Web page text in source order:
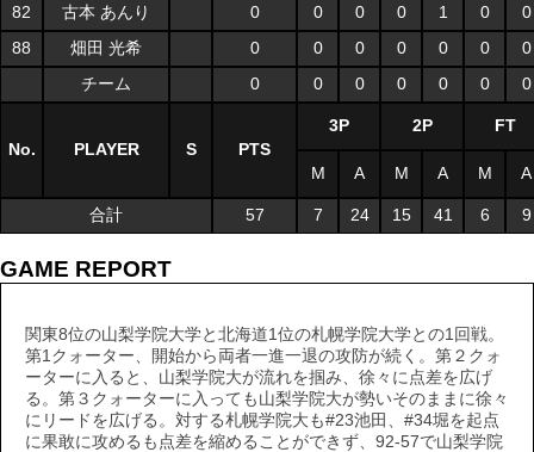
82
古本 あんり 0 0 0 0 1 0
0
88
畑田 光希 0 0 0 0 0 0
0
チーム
0 0 0 0 0 0 0
No. PLAYER S PTS
3P 2P FT
M A M A M A
合計 57 7 24 15 41 6 9
GAME REPORT
関東8位の山梨学院大学と北海道1位の札幌学院大学との1回戦。
第1クォーター、開始から両者一進一退の攻防が続く。第２クォ
ーターに入ると、山梨学院大が流れを掴み、徐々に点差を広げ
る。第３クォーターに入っても山梨学院大が勢いそのままに徐々
にリードを広げる。対する札幌学院大も#23池田、#34堀を起点
に果敢に攻めるも点差を縮めることができず、92-57で山梨学院